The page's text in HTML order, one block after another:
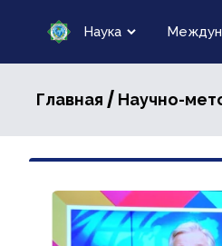
Наука
Главная / Научно-